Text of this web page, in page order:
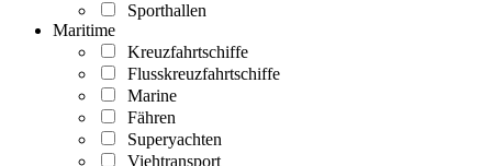
Sporthallen
Maritime
Kreuzfahrtschiffe
Flusskreuzfahrtschiffe
Marine
Fähren
Superyachten
Viehtransport